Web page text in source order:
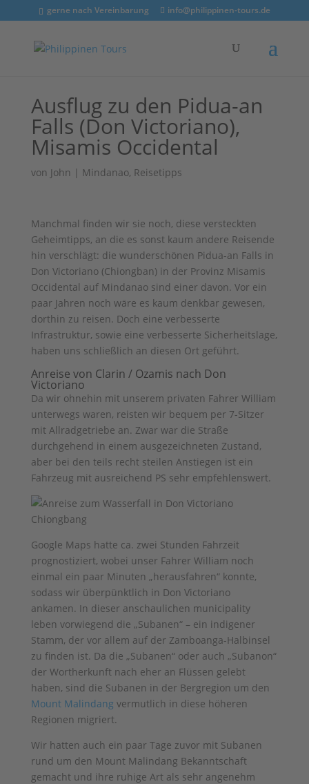
gerne nach Vereinbarung info@philippinen-tours.de
Ausflug zu den Pidua-an
Falls (Don Victoriano),
Misamis Occidental
von John | Mindanao, Reisetipps
Manchmal finden wir sie noch, diese versteckten
Geheimtipps, an die es sonst kaum andere Reisende
hin verschlägt: die wunderschönen Pidua-an Falls in
Don Victoriano (Chiongban) in der Provinz Misamis
Occidental auf Mindanao sind einer davon. Vor ein
paar Jahren noch wäre es kaum denkbar gewesen,
dorthin zu reisen. Doch eine verbesserte
Infrastruktur, sowie eine verbesserte Sicherheitslage,
haben uns schließlich an diesen Ort geführt.
Anreise von Clarin / Ozamis nach Don
Victoriano
Da wir ohnehin mit unserem privaten Fahrer William
unterwegs waren, reisten wir bequem per 7-Sitzer
mit Allradgetriebe an. Zwar war die Straße
durchgehend in einem ausgezeichneten Zustand,
aber bei den teils recht steilen Anstiegen ist ein
Fahrzeug mit ausreichend PS sehr empfehlenswert.
Google Maps hatte ca. zwei Stunden Fahrzeit
prognostiziert, wobei unser Fahrer William noch
einmal ein paar Minuten „herausfahren“ konnte,
sodass wir überpünktlich in Don Victoriano
ankamen. In dieser anschaulichen municipality
leben vorwiegend die „Subanen“ – ein indigener
Stamm, der vor allem auf der Zamboanga-Halbinsel
zu finden ist. Da die „Subanen“ oder auch „Subanon“
der Wortherkunft nach eher an Flüssen gelebt
haben, sind die Subanen in der Bergregion um den
Mount Malindang vermutlich in diese höheren
Regionen migriert.
Wir hatten auch ein paar Tage zuvor mit Subanen
rund um den Mount Malindang Bekanntschaft
gemacht und ihre ruhige Art als sehr angenehm